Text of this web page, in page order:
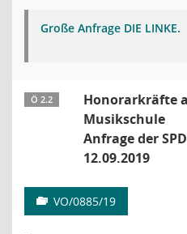
Große Anfrage DIE LINKE.
Ö 2.2
Honorarkräfte
Musikschule
Anfrage der
12.09.2019
VO/0885/19